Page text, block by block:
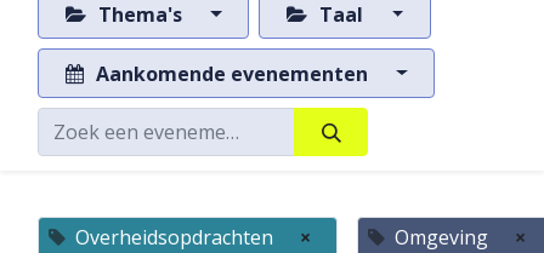
Thema's Taal
Aankomende evenementen
Overheidsopdrachten × Omgeving ×